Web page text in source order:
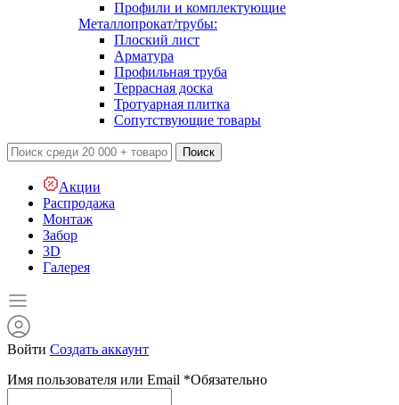
Профили и комплектующие
Металлопрокат/трубы:
Плоский лист
Арматура
Профильная труба
Террасная доска
Тротуарная плитка
Сопутствующие товары
Поиск
Акции
Распродажа
Монтаж
Забор
3D
Галерея
Войти Создать аккаунт
Имя пользователя или Email *Обязательно